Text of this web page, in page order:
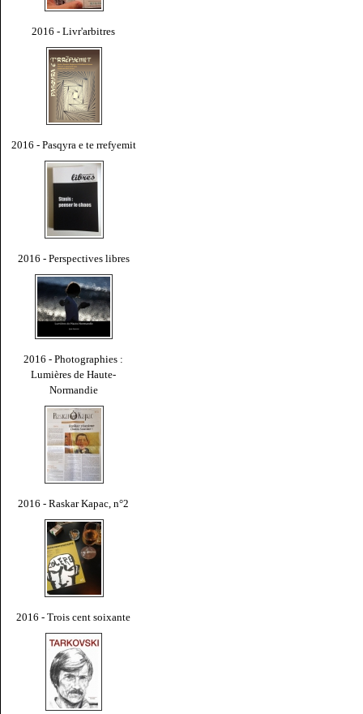
2016 - Livr'arbitres
2016 - Pasqyra e te rrefyemit
2016 - Perspectives libres
2016 - Photographies :
Lumières de Haute-
Normandie
2016 - Raskar Kapac, n°2
2016 - Trois cent soixante